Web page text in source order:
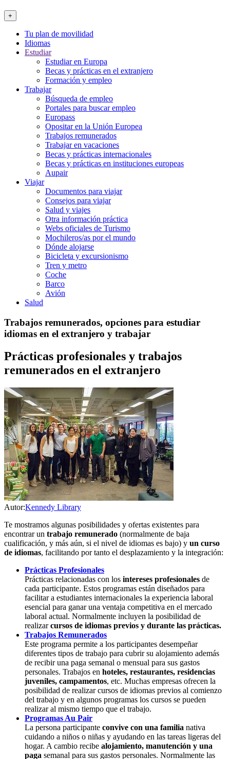
+
Tu plan de movilidad
Idiomas
Estudiar
Estudiar en Europa
Becas y prácticas en el extranjero
Formación y empleo
Trabajar
Búsqueda de empleo
Portales para buscar empleo
Europass
Opositar en la Unión Europea
Trabajos remunerados
Trabajar en vacaciones
Becas y prácticas internacionales
Becas y prácticas en instituciones europeas
Aupair
Viajar
Documentos para viajar
Consejos para viajar
Salud y viajes
Otra información práctica
Webs oficiales de Turismo
Mochileros/as por el mundo
Dónde alojarse
Bicicleta y excursionismo
Tren y metro
Coche
Barco
Avión
Salud
Trabajos remunerados, opciones para estudiar
idiomas en el extranjero y trabajar
Prácticas profesionales y trabajos
remunerados en el extranjero
Autor:Kennedy Library
Te mostramos algunas posibilidades y ofertas existentes para
encontrar un trabajo remunerado (normalmente de baja
cualificación, y más aún, si el nivel de idiomas es bajo) y un curso
de idiomas, facilitando por tanto el desplazamiento y la integración:
Prácticas Profesionales
Prácticas relacionadas con los intereses profesionales de
cada participante. Estos programas están diseñados para
facilitar a estudiantes internacionales la experiencia laboral
esencial para ganar una ventaja competitiva en el mercado
laboral actual. Normalmente incluyen la posibilidad de
realizarcursos de idiomas previos y durante las prácticas.
Trabajos Remunerados
Este programa permite a los participantes desempeñar
diferentes tipos de trabajo para cubrir su alojamiento además
de recibir una paga semanal o mensual para sus gastos
personales. Trabajos en hoteles, restaurantes, residencias
juveniles, campamentos, etc. Muchas empresas ofrecen la
posibilidad de realizar cursos de idiomas previos al comienzo
del trabajo y en algunos programas los cursos se pueden
realizar al mismo tiempo que el trabajo.
Programas Au Pair
La persona participante convive con una familia nativa
cuidando a niños o niñas y ayudando en las tareas ligeras del
hogar. A cambio recibe alojamiento, manutención y una
paga semanal para sus gastos personales. Normalmente las